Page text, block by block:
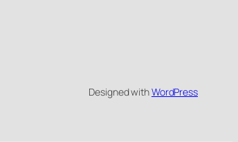
Designed withWordPress